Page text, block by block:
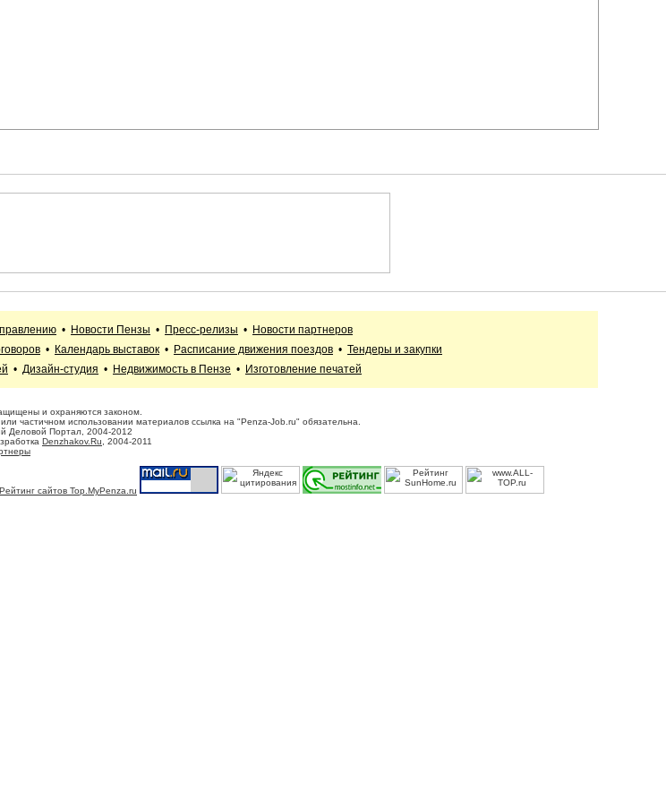
• Новости Пензы • Пресс-релизы • Новости партнеров
• Календарь выставок • Расписание движения поездов • Тендеры и закупки
• Дизайн-студия • Недвижимость в Пензе • Изготовление печатей
и охраняются законом.
частичном использовании материалов ссылка на "Penza-Job.ru" обязательна.
Деловой Портал, 2004-2012
Denzhakov.Ru , 2004-2011